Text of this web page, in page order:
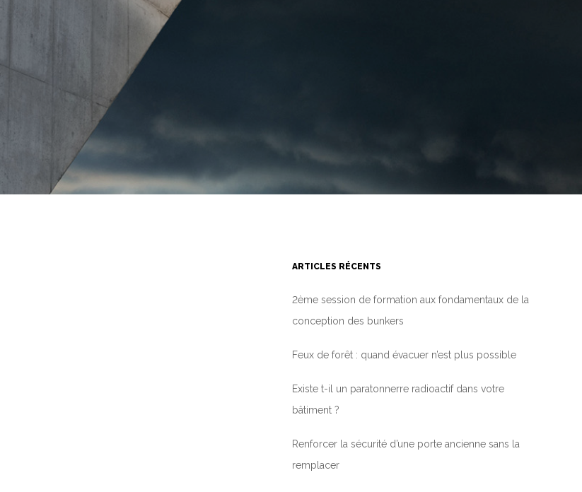
ARTICLES RÉCENTS
2ème session de formation aux fondamentaux de la
conception des bunkers
Feux de forêt : quand évacuer n’est plus possible
Existe t-il un paratonnerre radioactif dans votre
bâtiment ?
Renforcer la sécurité d’une porte ancienne sans la
remplacer